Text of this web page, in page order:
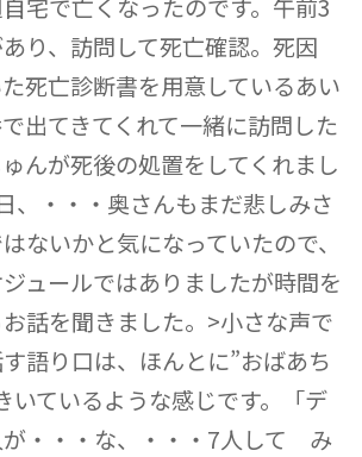
宅で亡くなったのです。午前3
り、訪問して死亡確認。死因
死亡診断書を用意しているあい
出てきてくれて一緒に訪問した
んが死後の処置をしてくれまし
、・・・奥さんもまだ悲しみさ
ないかと気になっていたので、
ュールではありましたが時間を
話を聞きました。>小さな声で
語り口は、ほんとに”おばあち
いているような感じです。「デ
が・・・な、・・・7人して み